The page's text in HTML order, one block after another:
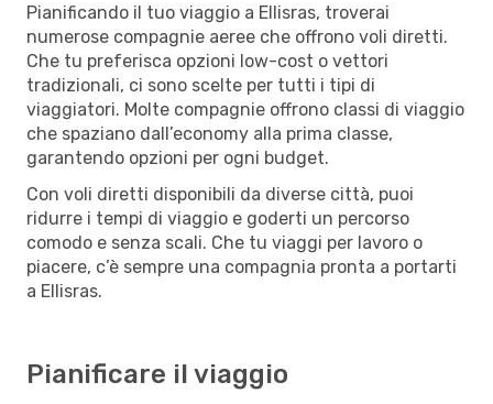
Pianificando il tuo viaggio a Ellisras, troverai
numerose compagnie aeree che offrono voli diretti.
Che tu preferisca opzioni low-cost o vettori
tradizionali, ci sono scelte per tutti i tipi di
viaggiatori. Molte compagnie offrono classi di viaggio
che spaziano dall’economy alla prima classe,
garantendo opzioni per ogni budget.
Con voli diretti disponibili da diverse città, puoi
ridurre i tempi di viaggio e goderti un percorso
comodo e senza scali. Che tu viaggi per lavoro o
piacere, c’è sempre una compagnia pronta a portarti
a Ellisras.
Pianificare il viaggio